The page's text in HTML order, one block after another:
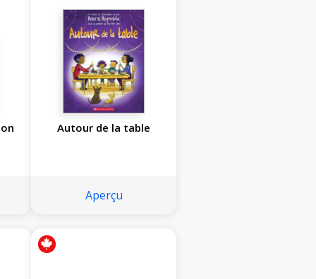
Autour de la table
Aperçu